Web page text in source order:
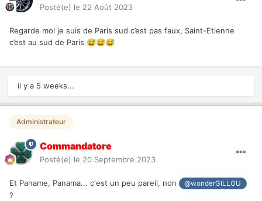
Posté(e) le 22 Août 2023
Regarde moi je suis de Paris sud c’est pas faux, Saint-Etienne
c’est au sud de Paris 😅😅😅
il y a 5 weeks...
Administrateur
Commandatore
Posté(e) le 20 Septembre 2023
Et Paname, Panama... c'est un peu pareil, non @wonderGILLOU
?